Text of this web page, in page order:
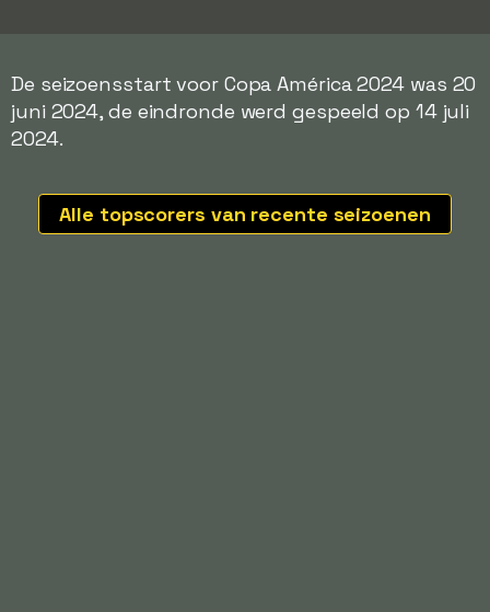
De seizoensstart voor Copa América 2024 was 20
juni 2024, de eindronde werd gespeeld op 14 juli
2024.
Alle topscorers van recente seizoenen